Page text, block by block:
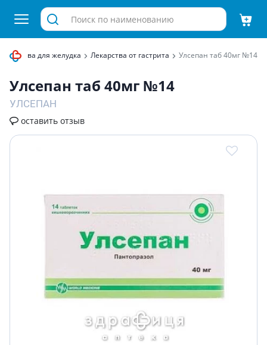
Лекарства для желудка Лекарства от гастрита Улсепан таб 40мг №14
Улсепан таб 40мг №14
УЛСЕПАН
оставить отзыв